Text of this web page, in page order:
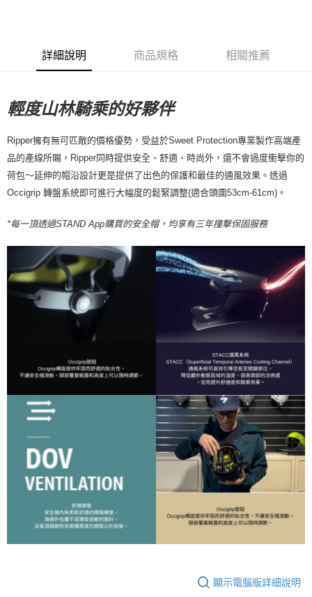
付款後7-11取貨
宅配
詳細說明 商品規格 相關推薦
輕度山林騎乘的好夥伴
Ripper擁有無可匹敵的價格優勢，受益於Sweet Protection專業製作高端產
品的產線所賜，Ripper同時提供安全、舒適、時尚外，還不會過度衝擊你的
荷包～延伸的帽沿設計更是提供了出色的保護和最佳的通風效果。透過
Occigrip 轉盤系統即可進行大幅度的鬆緊調整(適合頭圍53cm-61cm)。
*每一頂透過STAND App購買的安全帽，均享有三年撞擊保固服務
顯示電腦版詳細說明